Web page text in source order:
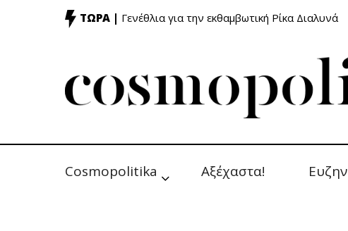
ΤΩΡΑ | Γενέθλια για την εκθαμβωτική Ρίκα Διαλυνά
Cosmopolitika Αξέχαστα! Ευζην